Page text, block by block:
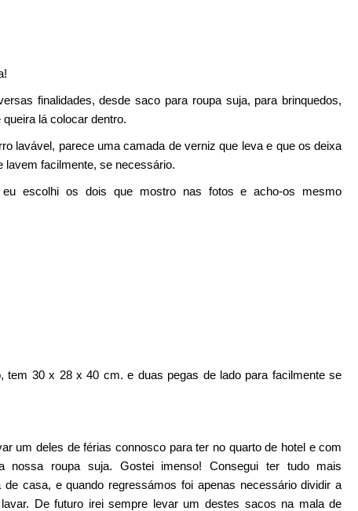
finalidades, desde saco para roupa suja, para brinquedos,
lá colocar dentro.
lavável, parece uma camada de verniz que leva e que os deixa
lavem facilmente, se necessário.
eu escolhi os dois que mostro nas fotos e acho-os mesmo
tem 30 x 28 x 40 cm. e duas pegas de lado para facilmente se
um deles de férias connosco para ter no quarto de hotel e com
nossa roupa suja. Gostei imenso! Consegui ter tudo mais
casa, e quando regressámos foi apenas necessário dividir a
De futuro irei sempre levar um destes sacos na mala de